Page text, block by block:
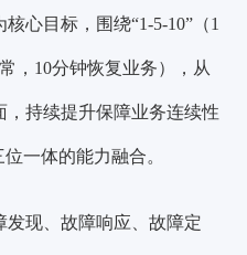
心目标， 围绕“1-5-10”（1
，10分钟恢复业务） ，从
持续提升保障业务连续性
位一体的能力融合。
发现、故障响应、故障定